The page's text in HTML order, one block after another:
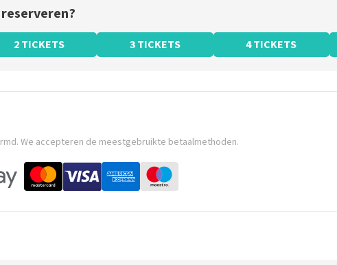
2 TICKETS 3 TICKETS 4 TICKETS
We accepteren de meestgebruikte betaalmethoden.